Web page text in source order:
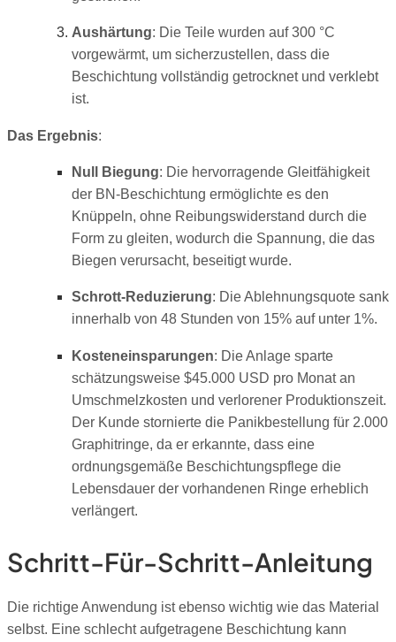
Aushärtung: Die Teile wurden auf 300 °C
vorgewärmt, um sicherzustellen, dass die
Beschichtung vollständig getrocknet und verklebt
ist.
Das Ergebnis:
Null Biegung: Die hervorragende Gleitfähigkeit
der BN-Beschichtung ermöglichte es den
Knüppeln, ohne Reibungswiderstand durch die
Form zu gleiten, wodurch die Spannung, die das
Biegen verursacht, beseitigt wurde.
Schrott-Reduzierung: Die Ablehnungsquote sank
innerhalb von 48 Stunden von 15% auf unter 1%.
Kosteneinsparungen: Die Anlage sparte
schätzungsweise $45.000 USD pro Monat an
Umschmelzkosten und verlorener Produktionszeit.
Der Kunde stornierte die Panikbestellung für 2.000
Graphitringe, da er erkannte, dass eine
ordnungsgemäße Beschichtungspflege die
Lebensdauer der vorhandenen Ringe erheblich
verlängert.
Schritt-Für-Schritt-Anleitung
Die richtige Anwendung ist ebenso wichtig wie das Material
selbst. Eine schlecht aufgetragene Beschichtung kann